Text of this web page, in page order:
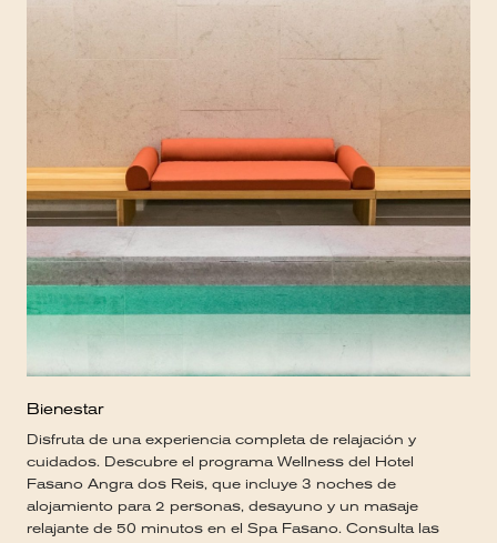
Bienestar
Disfruta de una experiencia completa de relajación y
cuidados. Descubre el programa Wellness del Hotel
Fasano Angra dos Reis, que incluye 3 noches de
alojamiento para 2 personas, desayuno y un masaje
relajante de 50 minutos en el Spa Fasano. Consulta las